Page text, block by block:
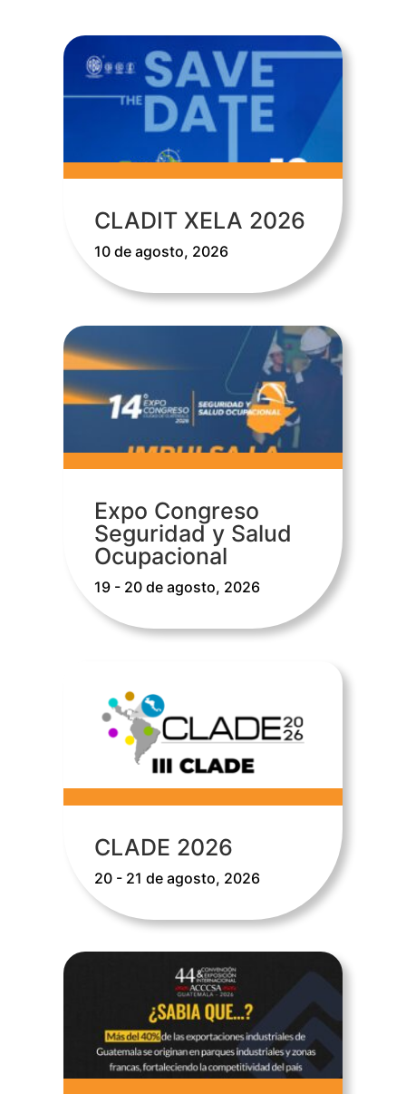
CLADIT XELA 2026
10 de agosto, 2026
Expo Congreso
Seguridad y Salud
Ocupacional
19 - 20 de agosto, 2026
CLADE 2026
20 - 21 de agosto, 2026